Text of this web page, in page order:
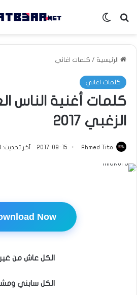
بحث عنالوضع المظلم
الرئيسية / كلمات اغاني
كلمات اغاني
كلمات أغنية الناس
الزغبي 2017
Ahmed Tito
2017-09-15 آخر تحديث: 2018-08-30
Now
الكل عاش من
الكل سابني